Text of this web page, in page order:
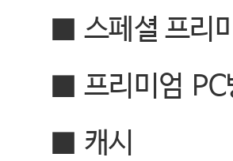
■ 스페셜 프리
■ 프리미엄 PC
■ 캐시